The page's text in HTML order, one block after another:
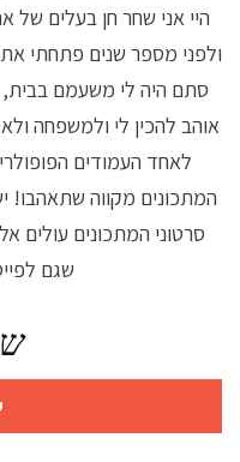
היי אני שחר חן בעלים של
ולפני מספר שנים פתחתי
סתם היה לי משעמם
אוהב להכין לי ולמשפחה
לאחד העמודים
המתכונים מקווה שתאהבו!
סרטוני המתכונים עולים
שגם